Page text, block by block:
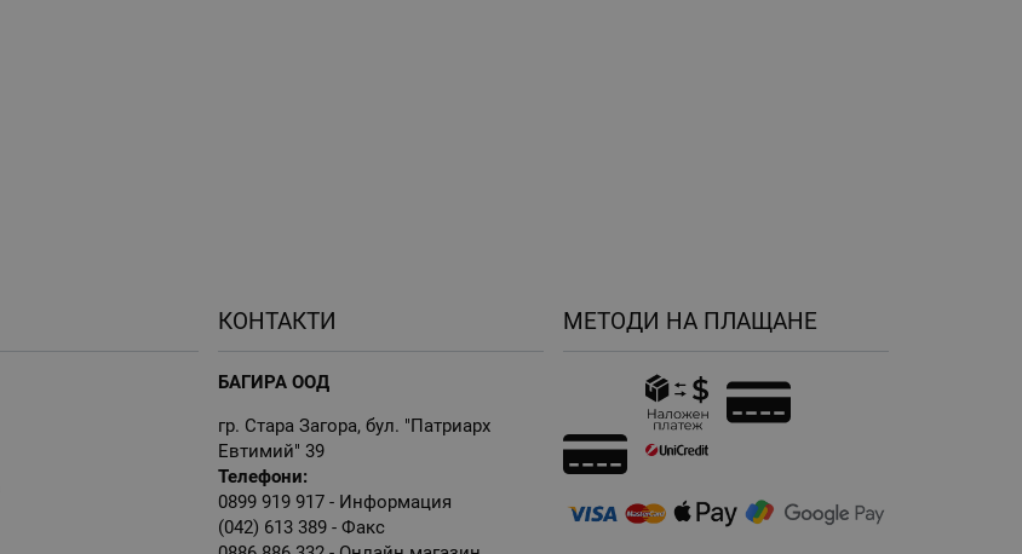
КОНТАКТИ
БАГИРА ООД
гр. Стара Загора, бул. "Патриарх
Евтимий" 39
Телефони:
0899 919 917 - Информация
(042) 613 389 - Факс
МЕТОДИ НА ПЛАЩАНЕ